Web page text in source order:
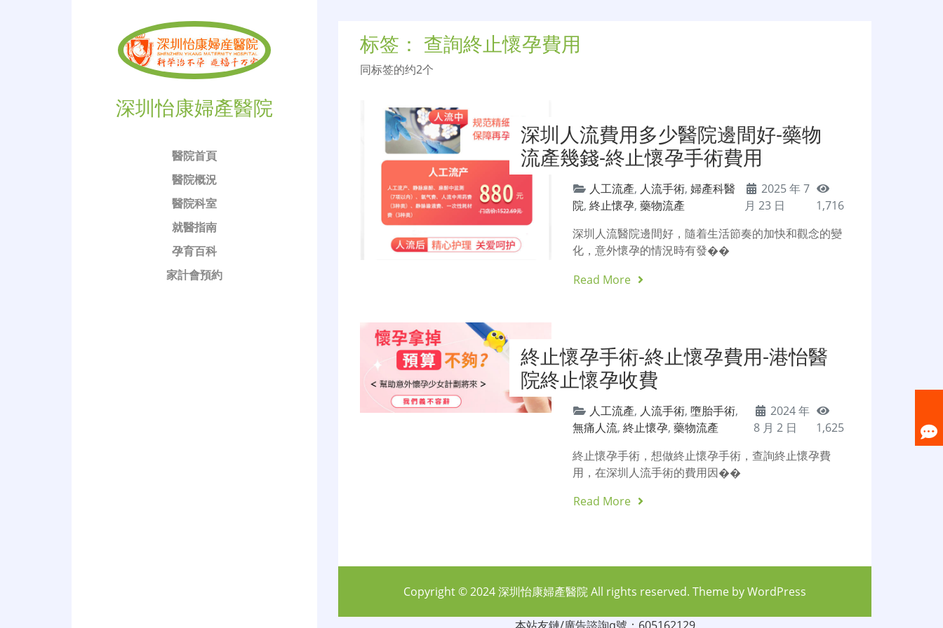
深圳怡康婦產醫院
醫院首頁
醫院概況
醫院科室
就醫指南
孕育百科
家計會預約
标签： 查詢終止懷孕費用
同标签的约2个
深圳人流費用多少醫院邊間好-藥物
流產幾錢-終止懷孕手術費用
人工流產, 人流手術,婦產科醫
院,終止懷孕,藥物流產
2025 年 7
月 23 日
1,716
深圳人流醫院邊間好，隨着生活節奏的加快和觀念的變
化，意外懷孕的情況時有發��
Read More
終止懷孕手術-終止懷孕費用-港怡醫
院終止懷孕收費
人工流產, 人流手術,墮胎手術,
無痛人流,終止懷孕,藥物流產
2024 年
8 月 2 日
1,625
終止懷孕手術，想做終止懷孕手術，查詢終止懷孕費
用，在深圳人流手術的費用因��
Read More
Copyright © 2024深圳怡康婦產醫院All rights reserved. Theme byWordPress